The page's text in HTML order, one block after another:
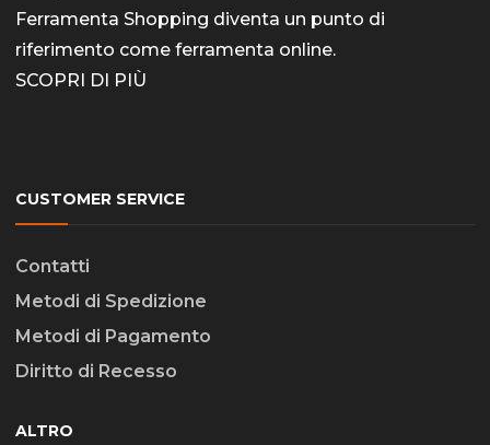
Ferramenta Shopping diventa un punto di
riferimento come ferramenta online.
SCOPRI DI PIÙ
CUSTOMER SERVICE
Contatti
Metodi di Spedizione
Metodi di Pagamento
Diritto di Recesso
ALTRO